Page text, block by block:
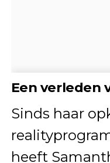
Een verleden
Sinds haar
heeft